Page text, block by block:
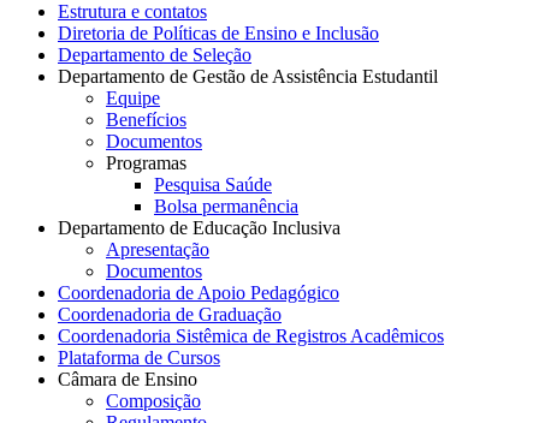
Estrutura e contatos
Diretoria de Políticas de Ensino e Inclusão
Departamento de Seleção
Departamento de Gestão de Assistência Estudantil
Equipe
Benefícios
Documentos
Programas
Pesquisa Saúde
Bolsa permanência
Departamento de Educação Inclusiva
Apresentação
Documentos
Coordenadoria de Apoio Pedagógico
Coordenadoria de Graduação
Coordenadoria Sistêmica de Registros Acadêmicos
Plataforma de Cursos
Câmara de Ensino
Composição